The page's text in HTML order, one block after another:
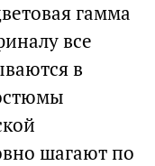
гамма
все
в
шагают по